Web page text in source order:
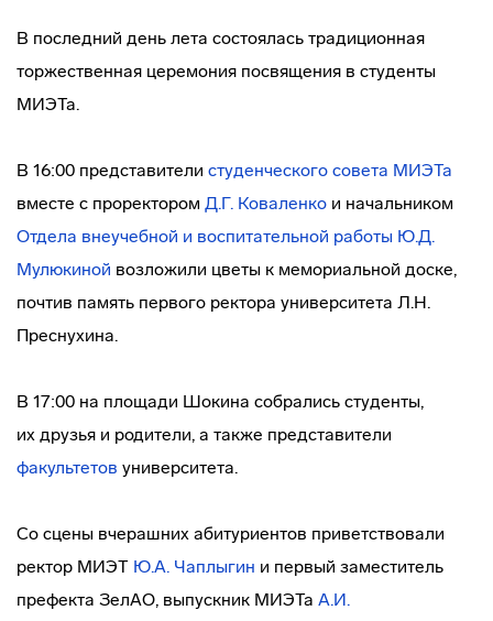
В последний день лета состоялась традиционная
торжественная церемония посвящения в студенты
МИЭТа.
В 16:00 представители студенческого совета МИЭТа
вместе с проректором Д.Г. Коваленко и начальником
Отдела внеучебной и воспитательной работы Ю.Д.
Мулюкиной возложили цветы к мемориальной доске,
почтив память первого ректора университета Л.Н.
Преснухина.
В 17:00 на площади Шокина собрались студенты,
их друзья и родители, а также представители
факультетов университета.
Со сцены вчерашних абитуриентов приветствовали
ректор МИЭТ Ю.А. Чаплыгин и первый заместитель
префекта ЗелАО, выпускник МИЭТа А.И.